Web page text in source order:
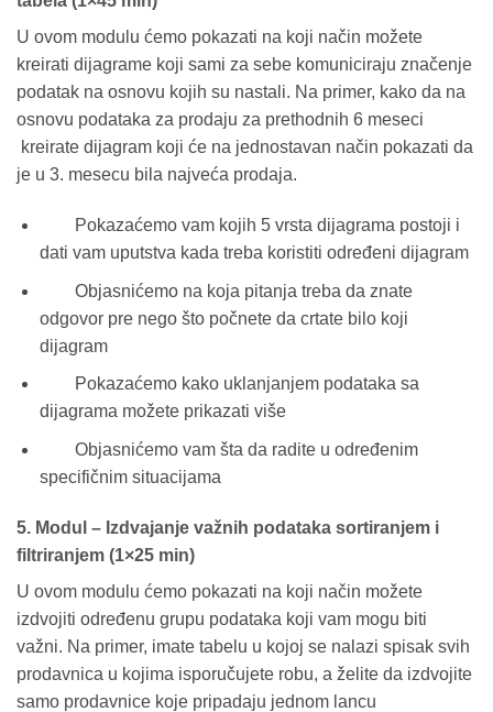
U ovom modulu ćemo pokazati na koji način možete
kreirati dijagrame koji sami za sebe komuniciraju značenje
podatak na osnovu kojih su nastali. Na primer, kako da na
osnovu podataka za prodaju za prethodnih 6 meseci
kreirate dijagram koji će na jednostavan način pokazati da
je u 3. mesecu bila najveća prodaja.
Pokazaćemo vam kojih 5 vrsta dijagrama postoji i
dati vam uputstva kada treba koristiti određeni dijagram
Objasnićemo na koja pitanja treba da znate
odgovor pre nego što počnete da crtate bilo koji
dijagram
Pokazaćemo kako uklanjanjem podataka sa
dijagrama možete prikazati više
Objasnićemo vam šta da radite u određenim
specifičnim situacijama
5. Modul – Izdvajanje važnih podataka sortiranjem i
filtriranjem (1×25 min)
U ovom modulu ćemo pokazati na koji način možete
izdvojiti određenu grupu podataka koji vam mogu biti
važni. Na primer, imate tabelu u kojoj se nalazi spisak svih
prodavnica u kojima isporučujete robu, a želite da izdvojite
samo prodavnice koje pripadaju jednom lancu